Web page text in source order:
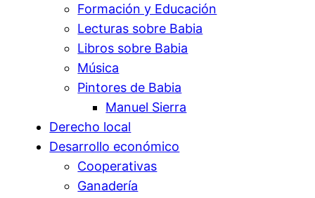
Formación y Educación
Lecturas sobre Babia
Libros sobre Babia
Música
Pintores de Babia
Manuel Sierra
Derecho local
Desarrollo económico
Cooperativas
Ganadería